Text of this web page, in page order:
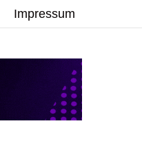
Impressum